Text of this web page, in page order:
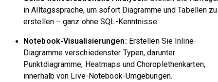
in Alltagssprache, um sofort Diagramme und Tabellen zu
erstellen – ganz ohne SQL-Kenntnisse.
Notebook-Visualisierungen: Erstellen Sie Inline-
Diagramme verschiedenster Typen, darunter
Punktdiagramme, Heatmaps und Choroplethenkarten,
innerhalb von Live-Notebook-Umgebungen.